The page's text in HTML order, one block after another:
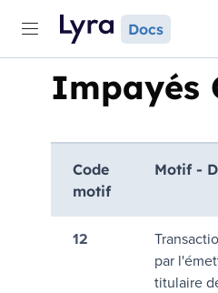
Docs
Impayés
Code
motif
Motif -
12
par
titulaire